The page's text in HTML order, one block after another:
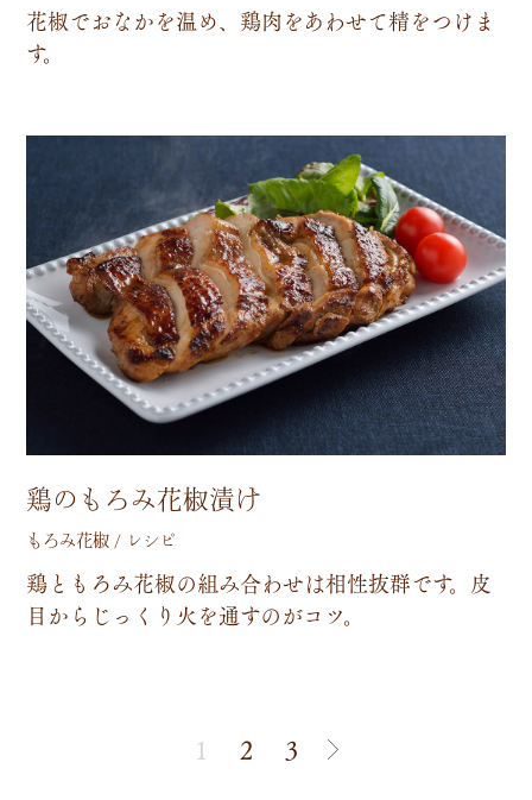
花椒でおなかを温め、 鶏肉をあわせて精をつけ ま
す。
鶏のもろみ花椒漬け
もろみ花椒 / レシピ
鶏 と も ろみ花椒の組み合わせは相性抜群です。 皮
目か ら じ っ く り 火を通すのがコ ツ。
1 2 3